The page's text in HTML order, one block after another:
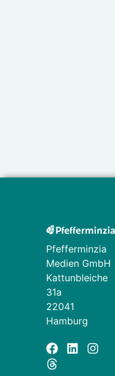
Pfefferminzia
Medien GmbH
Kattunbleiche
31a
22041
Hamburg